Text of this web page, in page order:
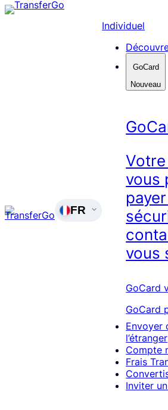
Skip
FR
Individuel
GoCard
Nouveau
vous
vous
GoCard
GoCard
Envoyer
l’étranger
Compte
Frais
Inviter